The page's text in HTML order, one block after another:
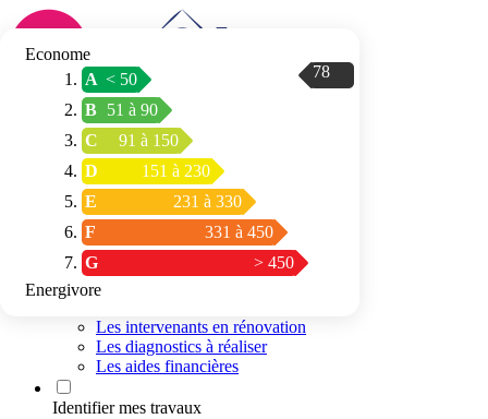
Connexion / Inscription
Trouver mon
espace conseil
Les intervenants en rénovation
Les diagnostics à réaliser
Les aides financières
Identifier mes travaux
Econome
A < 50
B 51 à 90
C
91 à 150
D
151 à 230
E
231 à 330
F
331 à 450
G
> 450
78
Energivore